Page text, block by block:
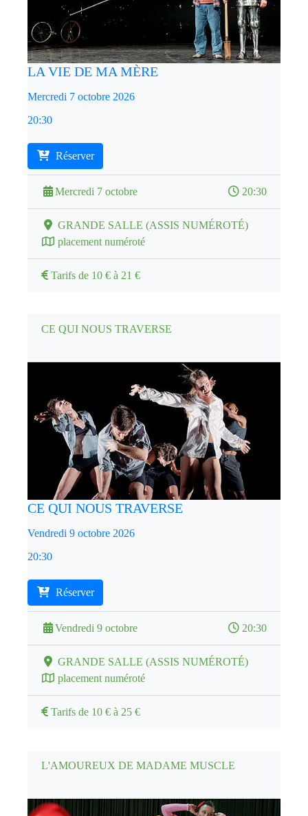
LA VIE DE MA MÈRE
Mercredi 7 octobre 2026
20:30
Réserver
Mercredi 7 octobre 20:30
GRANDE SALLE (ASSIS NUMÉROTÉ)
placement numéroté
Tarifs de 10 € à 21 €
CE QUI NOUS TRAVERSE
CE QUI NOUS TRAVERSE
Vendredi 9 octobre 2026
20:30
Réserver
Vendredi 9 octobre 20:30
GRANDE SALLE (ASSIS NUMÉROTÉ)
placement numéroté
Tarifs de 10 € à 25 €
L'AMOUREUX DE MADAME MUSCLE